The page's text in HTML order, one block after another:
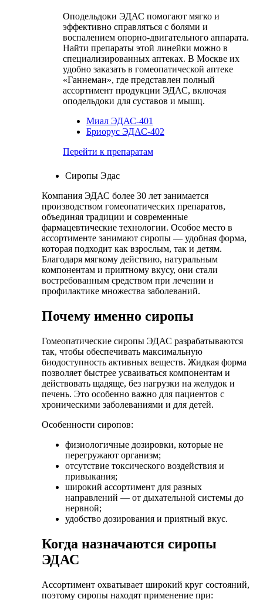
Оподельдоки ЭДАС помогают мягко и
эффективно справляться с болями и
воспалением опорно-двигательного аппарата.
Найти препараты этой линейки можно в
специализированных аптеках. В Москве их
удобно заказать в гомеопатической аптеке
«Ганнеман», где представлен полный
ассортимент продукции ЭДАС, включая
оподельдоки для суставов и мышц.
Миал ЭДАС-401
Бриорус ЭДАС-402
Перейти к препаратам
Сиропы Эдас
Компания ЭДАС более 30 лет занимается
производством гомеопатических препаратов,
объединяя традиции и современные
фармацевтические технологии. Особое место в
ассортименте занимают сиропы — удобная форма,
которая подходит как взрослым, так и детям.
Благодаря мягкому действию, натуральным
компонентам и приятному вкусу, они стали
востребованным средством при лечении и
профилактике множества заболеваний.
Почему именно сиропы
Гомеопатические сиропы ЭДАС разрабатываются
так, чтобы обеспечивать максимальную
биодоступность активных веществ. Жидкая форма
позволяет быстрее усваиваться компонентам и
действовать щадяще, без нагрузки на желудок и
печень. Это особенно важно для пациентов с
хроническими заболеваниями и для детей.
Особенности сиропов:
физиологичные дозировки, которые не
перегружают организм;
отсутствие токсического воздействия и
привыкания;
широкий ассортимент для разных
направлений — от дыхательной системы до
нервной;
удобство дозирования и приятный вкус.
Когда назначаются сиропы
ЭДАС
Ассортимент охватывает широкий круг состояний,
поэтому сиропы находят применение при: